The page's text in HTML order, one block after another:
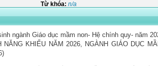
Từ khóa: n/a
ngành Giáo dục mầm non- Hệ chính quy- năm
KHIẾU NĂM 2026, NGÀNH GIÁO DỤC